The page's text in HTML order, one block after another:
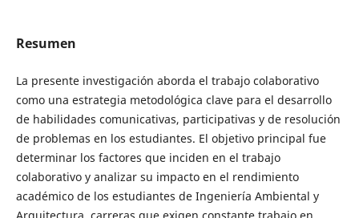
Resumen
La presente investigación aborda el trabajo colaborativo
como una estrategia metodológica clave para el desarrollo
de habilidades comunicativas, participativas y de resolución
de problemas en los estudiantes. El objetivo principal fue
determinar los factores que inciden en el trabajo
colaborativo y analizar su impacto en el rendimiento
académico de los estudiantes de Ingeniería Ambiental y